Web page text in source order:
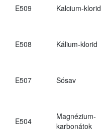
E509 Kalcium-klorid
E508 Kálium-klorid
E507 Sósav
E504
Magnézium-
karbonátok